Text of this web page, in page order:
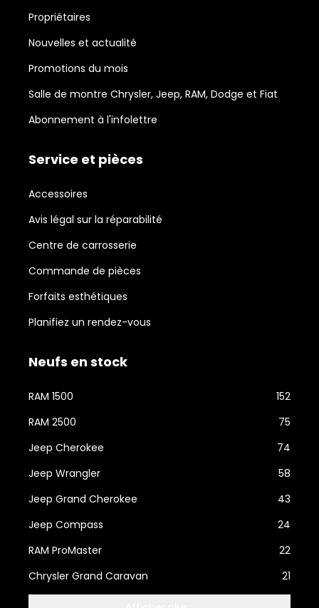
Propriétaires
Nouvelles et actualité
Promotions du mois
Salle de montre Chrysler, Jeep, RAM, Dodge et Fiat
Abonnement à l'infolettre
Service et pièces
Accessoires
Avis légal sur la réparabilité
Centre de carrosserie
Commande de pièces
Forfaits esthétiques
Planifiez un rendez-vous
Neufs en stock
RAM 1500
152
RAM 2500
75
Jeep Cherokee
74
Jeep Wrangler
58
Jeep Grand Cherokee
43
Jeep Compass
24
RAM ProMaster
22
Chrysler Grand Caravan
21